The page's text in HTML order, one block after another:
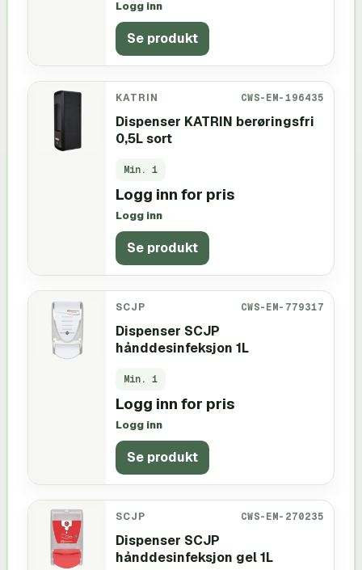
Logg inn
Se produkt
KATRIN CWS-EM-196435
Dispenser KATRIN berøringsfri
0,5L sort
Min. 1
Logg inn for pris
Logg inn
Se produkt
SCJP CWS-EM-779317
Dispenser SCJP
hånddesinfeksjon 1L
Min. 1
Logg inn for pris
Logg inn
Se produkt
SCJP CWS-EM-270235
Dispenser SCJP
hånddesinfeksjon gel 1L